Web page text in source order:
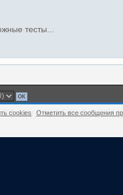
тесты...
cookies Отметить все сообщения